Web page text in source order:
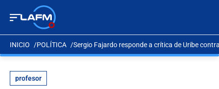
INICIO POLÍTICA Sergio Fajardo responde a crítica de Uribe
profesor